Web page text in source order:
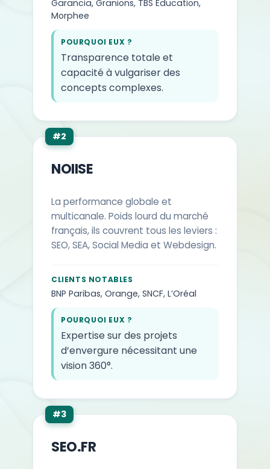
SEO-PME
Invox
YouAPI PME, E-
Buzz&Go
Garancia, Granions, TBS Education,
Morphee
POURQUOI EUX ?
Transparence totale et
capacité à vulgariser des
concepts complexes.
#2
NOIISE
La performance globale et
multicanale. Poids lourd du marché
français, ils couvrent tous les leviers :
SEO, SEA, Social Media et Webdesign.
CLIENTS NOTABLES
BNP Paribas, Orange, SNCF, L’Oréal
POURQUOI EUX ?
Expertise sur des projets
d’envergure nécessitant une
vision 360°.
#3
SEO.FR